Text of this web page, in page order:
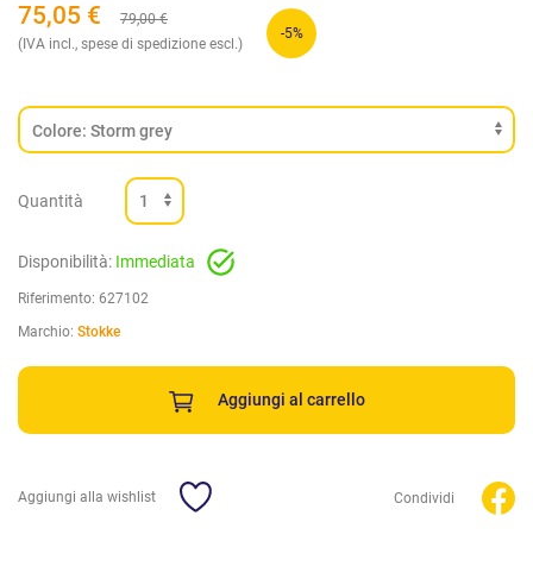
75,05 € 79,00€
(IVA incl., spese di spedizione escl.)
-5%
Quantità
Disponibilità: Immediata
Riferimento: 627102
Marchio: Stokke
Aggiungi al carrello
Aggiungi alla wishlist Condividi